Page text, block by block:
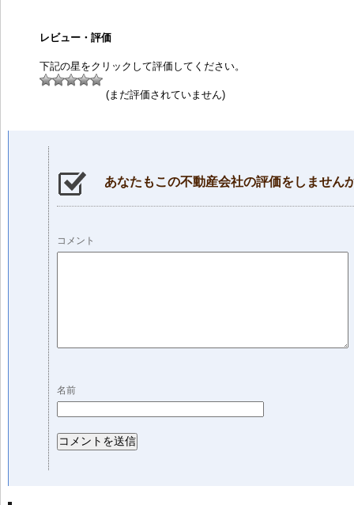
レビュー・評価
下記の星をクリックして評価してください。
(まだ評価されていません)
あなたもこの不動産会社の評価をしません
コメント
名前